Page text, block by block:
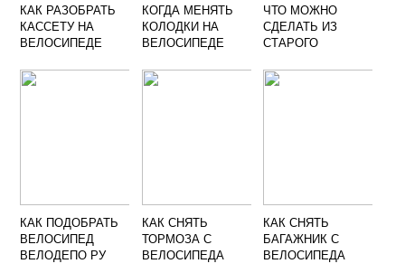
КАК РАЗОБРАТЬ
КАССЕТУ НА
ВЕЛОСИПЕДЕ
КОГДА МЕНЯТЬ
КОЛОДКИ НА
ВЕЛОСИПЕДЕ
ЧТО МОЖНО
СДЕЛАТЬ ИЗ
СТАРОГО
СВОИМИ РУКАМИ
ТРАНСПОРТ
КАК ПОДОБРАТЬ
ВЕЛОСИПЕД
ВЕЛОДЕПО РУ
КАК СНЯТЬ
ТОРМОЗА С
ВЕЛОСИПЕДА
КАК СНЯТЬ
БАГАЖНИК С
ВЕЛОСИПЕДА